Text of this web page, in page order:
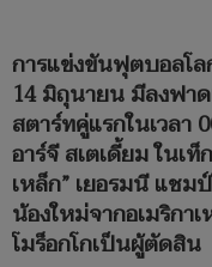
การแข่งขันฟุตบอลโ
14 มิถุนายน มีลงฟา
สตาร์ทคู่แรกในเวลา
อาร์จี สเตเดี้ยม ในเ
เหล็ก” เยอรมนี แชม
น้องใหม่จากอเมริกา
โมร็อกโกเป็นผู้ตัดสิน